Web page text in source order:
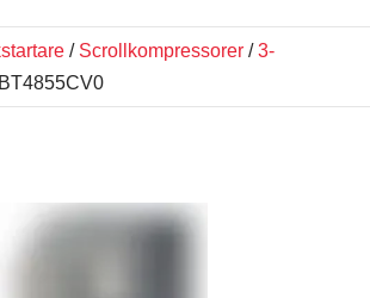
/ Scrollkompressorer /3-